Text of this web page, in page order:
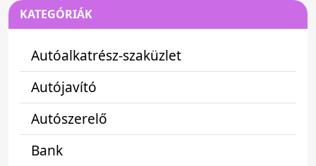
KATEGÓRIÁK
Autóalkatrész-szaküzlet
Autójavító
Autószerelő
Bank